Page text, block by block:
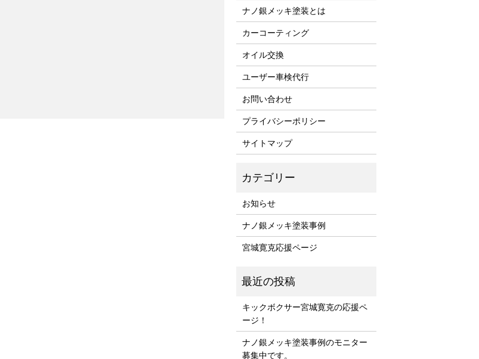
ナノ銀メッキ塗装とは
カーコーティング
オイル交換
ユーザー車検代行
お問い合わせ
プライバシーポリシー
サイトマップ
お知らせ
ナノ銀メッキ塗装事例
宮城寛克応援ページ
キックボクサー宮城寛克の応援ペ
ージ！
ナノ銀メッキ塗装事例のモニター
募集中です。